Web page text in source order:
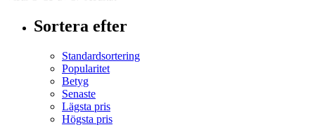
Sortera efter
Standardsortering
Popularitet
Betyg
Senaste
Lägsta pris
Högsta pris